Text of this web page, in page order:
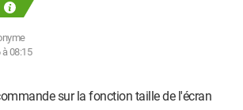
08:15
sur la fonction taille de l'écran